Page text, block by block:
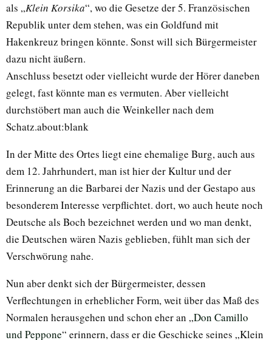
als „Klein Korsika“, wo die Gesetze der 5. Französischen
Republik unter dem stehen, was ein Goldfund mit
Hakenkreuz bringen könnte. Sonst will sich Bürgermeister
dazu nicht äußern.
Anschluss besetzt oder vielleicht wurde der Hörer daneben
gelegt, fast könnte man es vermuten. Aber vielleicht
durchstöbert man auch die Weinkeller nach dem
Schatz.about:blank
In der Mitte des Ortes liegt eine ehemalige Burg, auch aus
dem 12. Jahrhundert, man ist hier der Kultur und der
Erinnerung an die Barbarei der Nazis und der Gestapo aus
besonderem Interesse verpflichtet. dort, wo auch heute noch
Deutsche als Boch bezeichnet werden und wo man denkt,
die Deutschen wären Nazis geblieben, fühlt man sich der
Verschwörung nahe.
Nun aber denkt sich der Bürgermeister, dessen
Verflechtungen in erheblicher Form, weit über das Maß des
Normalen herausgehen und schon eher an „Don Camillo
und Peppone“ erinnern, dass er die Geschicke seines „Klein